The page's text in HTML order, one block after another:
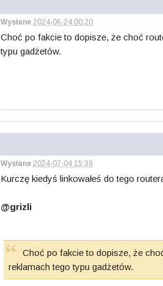
Wysłane 2024-06-24 00:20
Choć po fakcie to dopisze, że choć
typu gadżetów.
Wysłane 2024-07-04 15:39
Kurczę kiedyś linkowałeś do tego
@grizli
Choć po fakcie to dopisze, że
reklamach tego typu gadżetów.